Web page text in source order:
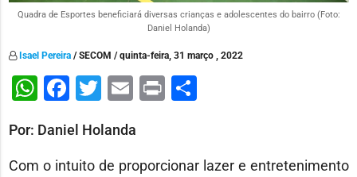
Quadra de Esportes beneficiará diversas crianças e adolescentes do bairro (Foto:
Daniel Holanda)
Isael Pereira/ SECOM / quinta-feira, 31 março , 2022
WhatsApp
Facebook
Twitter
Email
PrintShare
Por: Daniel Holanda
Com o intuito de proporcionar lazer e entretenimento